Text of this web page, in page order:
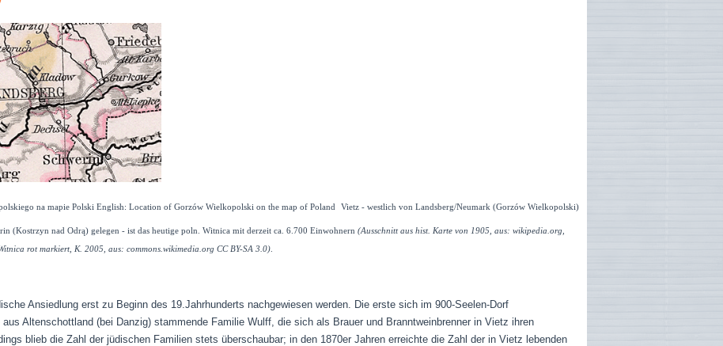
Vietz - westlich von Landsberg/Neumark (Gorzów Wielkopolski)
(Kostrzyn nad Odrą)gelegen - ist das heutige poln. Witnica mit derzeit ca. 6.700 Einwohnern(Ausschnitt aus hist. Karte von 1905, aus: wikipedia.org,
rot markiert, K. 2005, aus: commons.wikimedia.org CC BY-SA 3.0)
Ansiedlung erst zu Beginn des 19.Jahrhunderts nachgewiesen werden. Die erste sich im 900-Seelen-Dorf
Altenschottland (bei Danzig) stammende Familie Wulff, die sich als Brauer und Branntweinbrenner in Vietz ihren
blieb die Zahl der jüdischen Familien stets überschaubar; in den 1870er Jahren erreichte die Zahl der in Vietz lebenden